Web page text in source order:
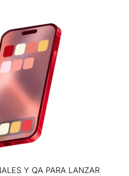
Y QA PARA LANZAR